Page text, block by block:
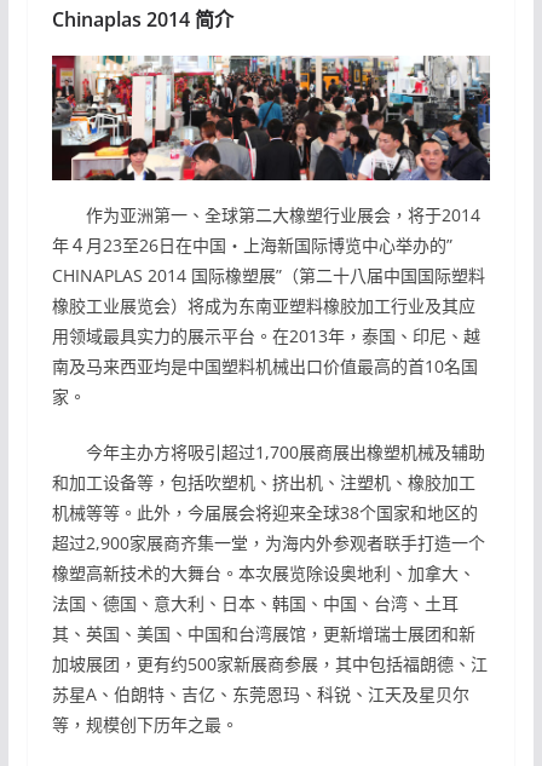
Chinaplas 2014 简介
作为亚洲第一、全球第二大橡塑行业展会，将于2014
年４月23至26日在中国‧上海新国际博览中心举办的”
CHINAPLAS 2014 国际橡塑展”（第二十八届中国国际塑料
橡胶工业展览会）将成为东南亚塑料橡胶加工行业及其应
用领域最具实力的展示平台。在2013年，泰国、印尼、越
南及马来西亚均是中国塑料机械出口价值最高的首10名国
家。
今年主办方将吸引超过1,700展商展出橡塑机械及辅助
和加工设备等，包括吹塑机、挤出机、注塑机、橡胶加工
机械等等。此外，今届展会将迎来全球38个国家和地区的
超过2,900家展商齐集一堂，为海内外参观者联手打造一个
橡塑高新技术的大舞台。本次展览除设奥地利、加拿大、
法国、德国、意大利、日本、韩国、中国、台湾、土耳
其、英国、美国、中国和台湾展馆，更新增瑞士展团和新
加坡展团，更有约500家新展商参展，其中包括福朗德、江
苏星A、伯朗特、吉亿、东莞恩玛、科锐、江天及星贝尔
等，规模创下历年之最。